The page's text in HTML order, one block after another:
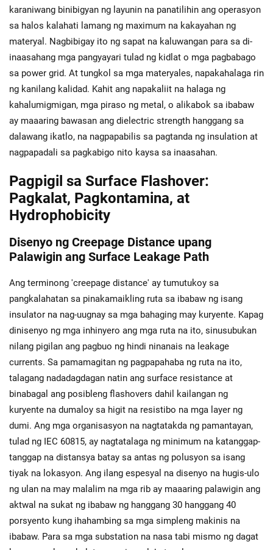
karaniwang binibigyan ng layunin na panatilihin ang operasyon
sa halos kalahati lamang ng maximum na kakayahan ng
materyal. Nagbibigay ito ng sapat na kaluwangan para sa di-
inaasahang mga pangyayari tulad ng kidlat o mga pagbabago
sa power grid. At tungkol sa mga materyales, napakahalaga rin
ng kanilang kalidad. Kahit ang napakaliit na halaga ng
kahalumigmigan, mga piraso ng metal, o alikabok sa ibabaw
ay maaaring bawasan ang dielectric strength hanggang sa
dalawang ikatlo, na nagpapabilis sa pagtanda ng insulation at
nagpapadali sa pagkabigo nito kaysa sa inaasahan.
Pagpigil sa Surface Flashover:
Pagkalat, Pagkontamina, at
Hydrophobicity
Disenyo ng Creepage Distance upang
Palawigin ang Surface Leakage Path
Ang terminong 'creepage distance' ay tumutukoy sa
pangkalahatan sa pinakamaikling ruta sa ibabaw ng isang
insulator na nag-uugnay sa mga bahaging may kuryente. Kapag
dinisenyo ng mga inhinyero ang mga ruta na ito, sinusubukan
nilang pigilan ang pagbuo ng hindi ninanais na leakage
currents. Sa pamamagitan ng pagpapahaba ng ruta na ito,
talagang nadadagdagan natin ang surface resistance at
binabagal ang posibleng flashovers dahil kailangan ng
kuryente na dumaloy sa higit na resistibo na mga layer ng
dumi. Ang mga organisasyon na nagtatakda ng pamantayan,
tulad ng IEC 60815, ay nagtatalaga ng minimum na katanggap-
tanggap na distansya batay sa antas ng polusyon sa isang
tiyak na lokasyon. Ang ilang espesyal na disenyo na hugis-ulo
ng ulan na may malalim na mga rib ay maaaring palawigin ang
aktwal na sukat ng ibabaw ng hanggang 30 hanggang 40
porsyento kung ihahambing sa mga simpleng makinis na
ibabaw. Para sa mga substation na nasa tabi mismo ng dagat